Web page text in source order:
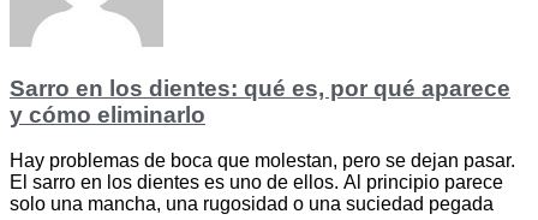
Sarro en los dientes: qué es, por qué aparece
y cómo eliminarlo
Hay problemas de boca que molestan, pero se dejan pasar.
El sarro en los dientes es uno de ellos. Al principio parece
solo una mancha, una rugosidad o una suciedad pegada